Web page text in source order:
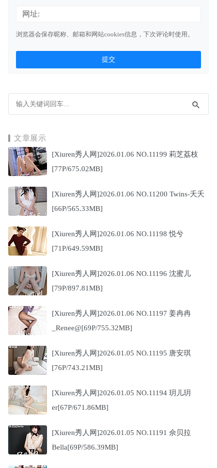
网址:
浏览器会保存昵称、邮箱和网站cookies信息，下次评论时使用。
文章展示
[Xiuren秀人网]2026.01.06 NO.11199 莉芝荔枝
[77P/675.02MB]
[Xiuren秀人网]2026.01.06 NO.11200 Twins-夭夭
[66P/565.33MB]
[Xiuren秀人网]2026.01.06 NO.11198 悦兮
[71P/649.59MB]
[Xiuren秀人网]2026.01.06 NO.11196 沈蜜儿
[79P/897.81MB]
[Xiuren秀人网]2026.01.06 NO.11197 姜冉冉
_Renee@[69P/755.32MB]
[Xiuren秀人网]2026.01.05 NO.11195 唐安琪
[76P/743.21MB]
[Xiuren秀人网]2026.01.05 NO.11194 玥儿玥
er[67P/671.86MB]
[Xiuren秀人网]2026.01.05 NO.11191 佘贝拉
Bella[69P/586.39MB]